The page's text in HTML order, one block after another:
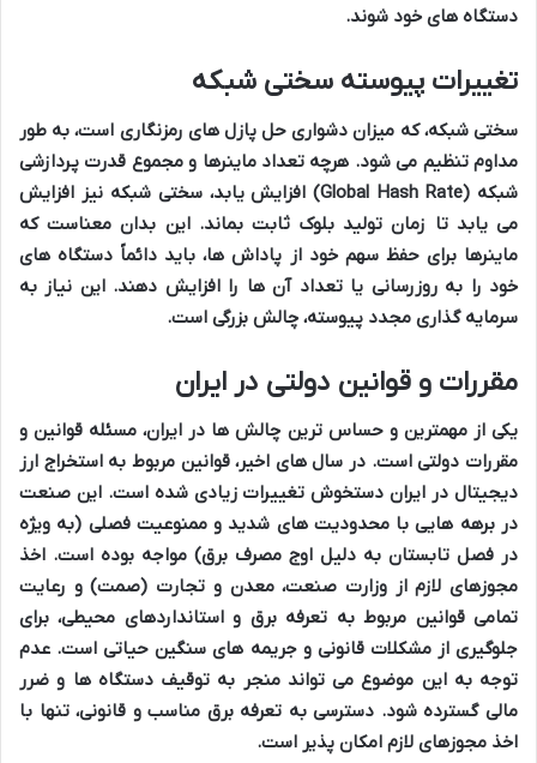
دستگاه های خود شوند.
تغییرات پیوسته سختی شبکه
سختی شبکه، که میزان دشواری حل پازل های رمزنگاری است، به طور
مداوم تنظیم می شود. هرچه تعداد ماینرها و مجموع قدرت پردازشی
شبکه (Global Hash Rate) افزایش یابد، سختی شبکه نیز افزایش
می یابد تا زمان تولید بلوک ثابت بماند. این بدان معناست که
ماینرها برای حفظ سهم خود از پاداش ها، باید دائماً دستگاه های
خود را به روزرسانی یا تعداد آن ها را افزایش دهند. این نیاز به
سرمایه گذاری مجدد پیوسته، چالش بزرگی است.
مقررات و قوانین دولتی در ایران
یکی از مهمترین و حساس ترین چالش ها در ایران، مسئله قوانین و
مقررات دولتی است. در سال های اخیر، قوانین مربوط به استخراج ارز
دیجیتال در ایران دستخوش تغییرات زیادی شده است. این صنعت
در برهه هایی با محدودیت های شدید و ممنوعیت فصلی (به ویژه
در فصل تابستان به دلیل اوج مصرف برق) مواجه بوده است. اخذ
مجوزهای لازم از وزارت صنعت، معدن و تجارت (صمت) و رعایت
تمامی قوانین مربوط به تعرفه برق و استانداردهای محیطی، برای
جلوگیری از مشکلات قانونی و جریمه های سنگین حیاتی است. عدم
توجه به این موضوع می تواند منجر به توقیف دستگاه ها و ضرر
مالی گسترده شود. دسترسی به تعرفه برق مناسب و قانونی، تنها با
اخذ مجوزهای لازم امکان پذیر است.